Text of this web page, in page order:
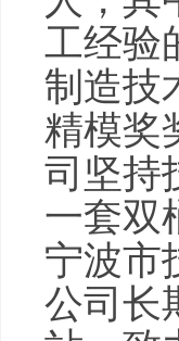
工经验
制造技
精模奖
司坚持
一套双
宁波市
公司长